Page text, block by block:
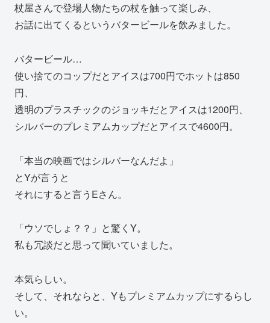
杖屋さんで登場人物たちの杖を触って楽しみ、
お話に出てくるというバタービールを飲みました。
バタービール…
使い捨てのコップだとアイスは700円でホットは850
円、
透明のプラスチックのジョッキだとアイスは1200円、
シルバーのプレミアムカップだとアイスで4600円。
「本当の映画ではシルバーなんだよ」
とYが言うと
それにすると言うEさん。
「ウソでしょ？？」と驚くY。
私も冗談だと思って聞いていました。
本気らしい。
そして、それならと、Yもプレミアムカップにするらし
い。